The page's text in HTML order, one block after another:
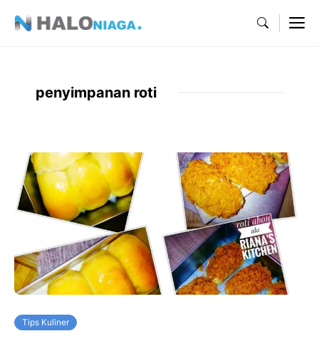
penyimpanan roti
Tips Kuliner